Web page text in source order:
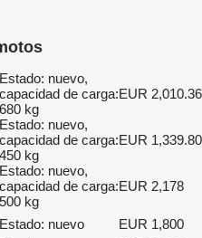
Estado: nuevo,
capacidad de carga:
680 kg
EUR 2,010.36
Estado: nuevo,
capacidad de carga:
450 kg
EUR 1,339.80
Estado: nuevo,
capacidad de carga:
500 kg
EUR 2,178
Estado: nuevo
EUR 1,800